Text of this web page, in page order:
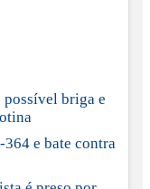
possível briga e
e bate contra